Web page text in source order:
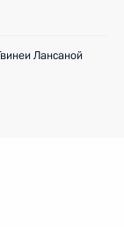
Лансаной